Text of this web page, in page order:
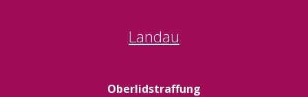
Landau
Oberlidstraffung